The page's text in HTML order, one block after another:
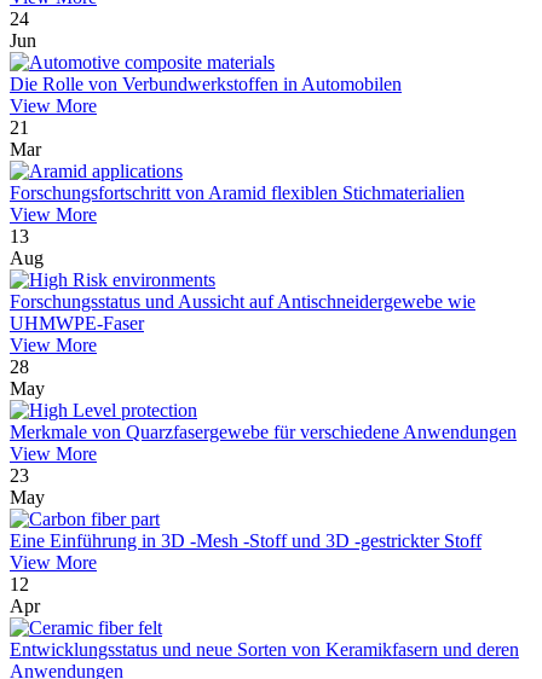
24
Jun
Die Rolle von Verbundwerkstoffen in Automobilen
View More
21
Mar
Forschungsfortschritt von Aramid flexiblen Stichmaterialien
View More
13
Aug
Forschungsstatus und Aussicht auf Antischneidergewebe wie
UHMWPE-Faser
View More
28
May
Merkmale von Quarzfasergewebe für verschiedene Anwendungen
View More
23
May
Eine Einführung in 3D -Mesh -Stoff und 3D -gestrickter Stoff
View More
12
Apr
Entwicklungsstatus und neue Sorten von Keramikfasern und deren
Anwendungen